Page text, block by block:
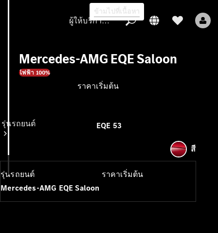
รุ่นรถยนต์
รถยนต์ทุกรุ่น
ผู้ให้บริการ/การคุ้มครองข้อมูล
Mercedes-AMG EQE Saloon
ไฟฟ้า 100%
ราคาเริ่มต้น
EQE 53
สี
รุ่นรถยนต์
Mercedes-AMG EQE Saloon
ราคาเริ่มต้น